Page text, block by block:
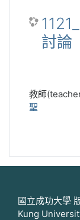
討論
教師
聖
國立成功大學
Kung